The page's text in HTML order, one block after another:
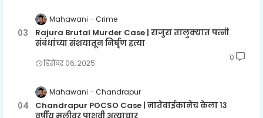
Mahawani Crime
Rajura Brutal Murder Case | राजुरा तालुक्यात पत्नी
संबंधांच्या संशयातून निर्घृण हत्या
डिसेंबर ०६, २०२५
0
Mahawani Chandrapur
Chandrapur POCSO Case | नातेवाईकानेच केला १३